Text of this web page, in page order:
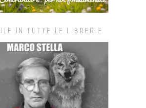
IN TUTTE LE LIBRERIE